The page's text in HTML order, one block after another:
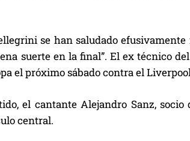
se han saludado
suerte en la final”. El ex técnico
el próximo sábado contra el
el cantante Alejandro Sanz,
central.